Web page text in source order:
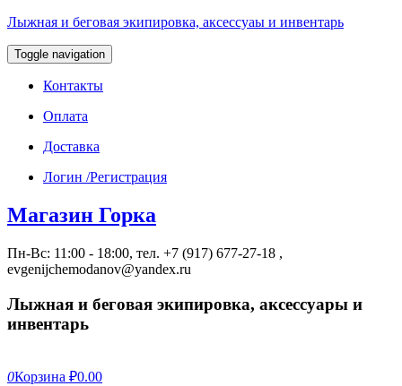
Лыжная и беговая экипировка, аксессуаы и инвентарь
Toggle navigation
Контакты
Оплата
Доставка
Логин /Регистрация
Магазин Горка
Пн-Вс: 11:00 - 18:00, тел. +7 (917) 677-27-18 ,
evgenijchemodanov@yandex.ru
Лыжная и беговая экипировка, аксессуары и
инвентарь
0Корзина ₽0.00